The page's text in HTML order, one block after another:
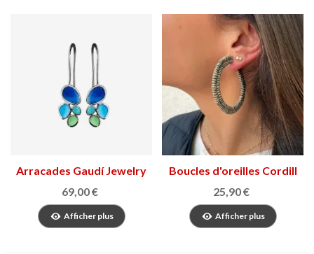
Arracades Gaudí Jewelry
Fruits
69,00 €
Afficher plus
Boucles d'oreilles Cordill
25,90 €
Afficher plus